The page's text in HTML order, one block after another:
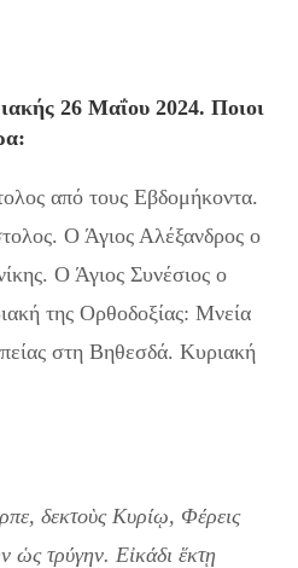
26 Μαΐου 2024. Ποιοι
από τους Εβδομήκοντα.
Ο Άγιος Αλέξανδρος ο
Ο Άγιος Συνέσιος ο
της Ορθοδοξίας: Μνεία
στη Βηθεσδά. Κυριακή
δεκτοὺς Κυρίῳ, Φέρεις
ὡς τρύγην. Εἰκάδι ἕκτῃ